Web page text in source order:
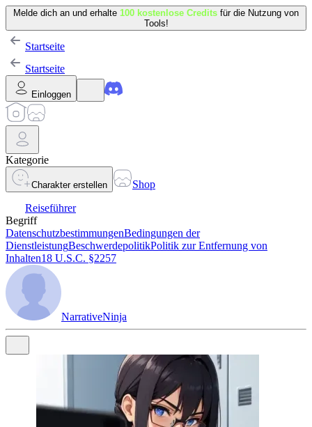
Melde dich an und erhalte 100 kostenlose Credits für die Nutzung von
Tools!
Startseite
Startseite
Einloggen
Kategorie
Charakter erstellen
Shop
Reiseführer
Begriff
DatenschutzbestimmungenBedingungen der
DienstleistungBeschwerdepolitikPolitik zur Entfernung von
Inhalten18 U.S.C. §2257
NarrativeNinja